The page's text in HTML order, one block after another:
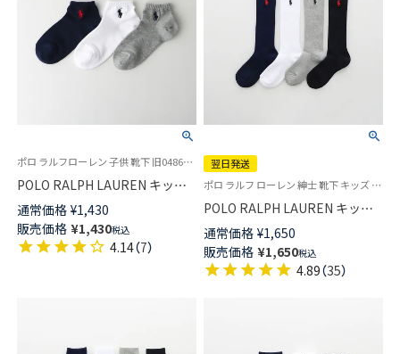
ポロ ラルフローレン 子供 靴下 旧04863342
POLO RALPH LAUREN キッズ
ワンポイント刺繍 スニーカー丈
ソックス 日本製 04863362
通常価格 ¥1,430
販売価格 ¥1,430税込
4.14（7）
翌日発送
ポロ ラルフ ローレン 紳士 靴下 キッズ 子供
POLO RALPH LAUREN キッズ
綿混 リブ ハイソックス ワンポ
イント刺繍 スクールソックス
【365日最短翌日発送】
04873500
通常価格 ¥1,650
販売価格 ¥1,650税込
4.89（35）